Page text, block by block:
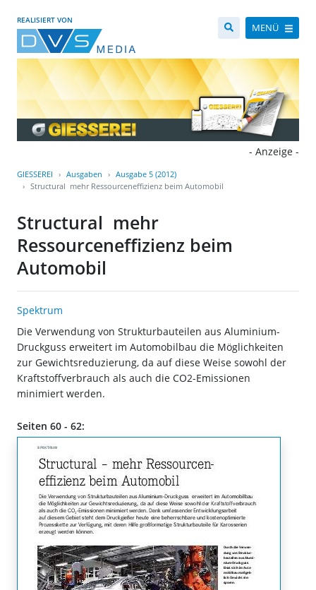
REALISIERT VON
MENÜ
- Anzeige -
GIESSEREI Ausgaben
Ausgabe 5 (2012)
Structural  mehr Ressourceneffizienz beim Automobil
Structural  mehr
Ressourceneffizienz beim
Automobil
Spektrum
Die Verwendung von Strukturbauteilen aus Aluminium-
Druckguss erweitert im Automobilbau die Möglichkeiten
zur Gewichtsreduzierung, da auf diese Weise sowohl der
Kraftstoffverbrauch als auch die CO2-Emissionen
minimiert werden.
Seiten 60 - 62: